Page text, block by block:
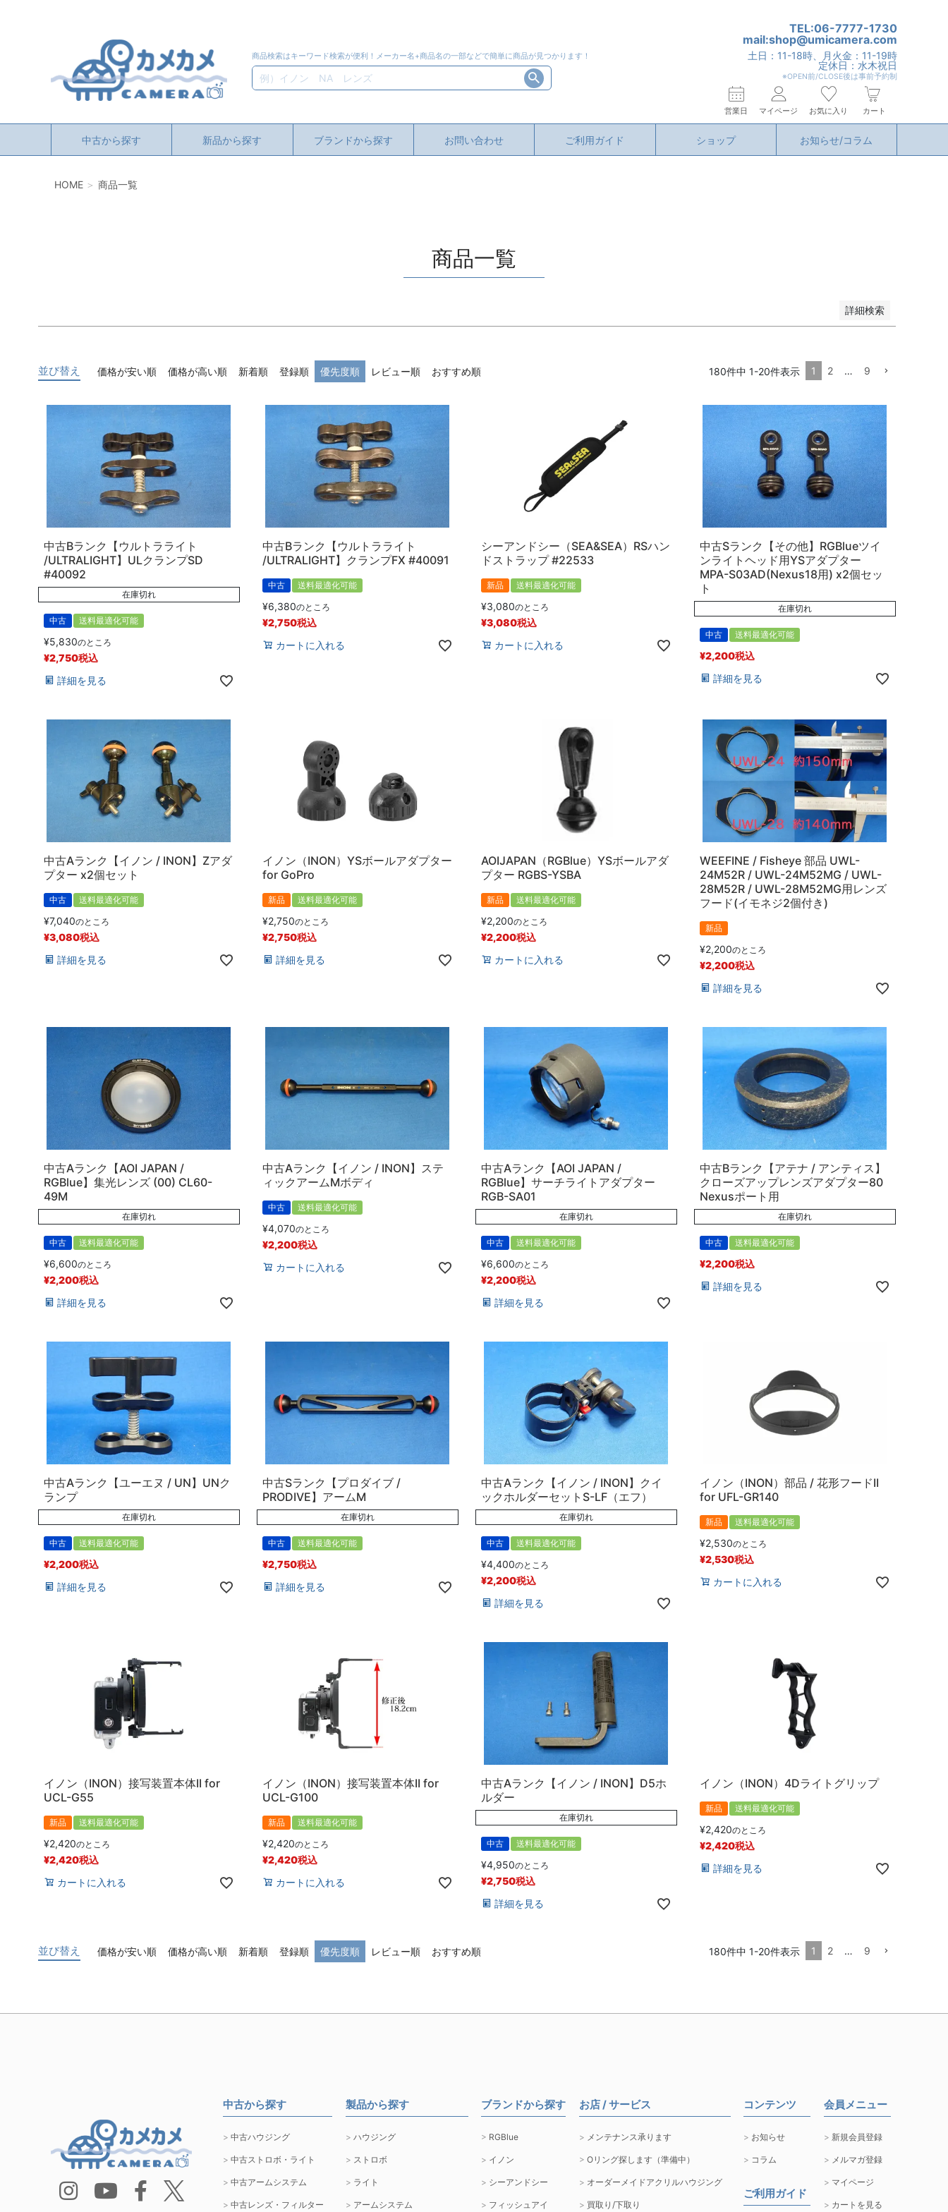
商品検索はキーワード検索が便利！メーカー名+商品名の一部などで簡単に商品が見つかります！
検索
TEL:06-7777-1730
mail:shop@umicamera.com
土日：11-18時、月火金：11-19時
定休日：水木祝日
※OPEN前/CLOSE後は事前予約制
営業日 マイページ お気に入り カート
中古から探す 新品から探す ブランドから探す お問い合わせ ご利用ガイド ショップ お知らせ/コラム
HOME 商品一覧
商品一覧
詳細検索
価格
商品タグ
中古
予約商品のみを表示
価格が高い順 優先度順
レビュー順
検索
並び替え 価格が安い順 価格が高い順 新着順 登録順 優先度順 レビュー順 おすすめ順 180件中 1-20件表示 1 2 … 9
中古Bランク【ウルトラライト
/ULTRALIGHT】ULクランプSD
#40092
在庫切れ
中古 送料最適化可能
¥5,830のところ
¥2,750税込
詳細を見る
中古Bランク【ウルトラライト
/ULTRALIGHT】クランプFX #40091
中古 送料最適化可能
¥6,380のところ
¥2,750税込
カートに入れる
シーアンドシー（SEA&SEA）RSハン
ドストラップ #22533
新品 送料最適化可能
¥3,080のところ
¥3,080税込
カートに入れる
中古Sランク【その他】RGBlueツイ
ンライトヘッド用YSアダプター
MPA-S03AD(Nexus18用) x2個セッ
ト
在庫切れ
中古 送料最適化可能
¥2,200税込
詳細を見る
中古Aランク【イノン / INON】Zアダ
プター x2個セット
中古 送料最適化可能
¥7,040のところ
¥3,080税込
詳細を見る
イノン（INON）YSボールアダプター
for GoPro
新品 送料最適化可能
¥2,750のところ
¥2,750税込
詳細を見る
AOIJAPAN（RGBlue）YSボールアダ
プター RGBS-YSBA
新品 送料最適化可能
¥2,200のところ
¥2,200税込
カートに入れる
WEEFINE / Fisheye 部品 UWL-
24M52R / UWL-24M52MG / UWL-
28M52R / UWL-28M52MG用レンズ
フード(イモネジ2個付き)
新品
¥2,200のところ
¥2,200税込
詳細を見る
中古Aランク【AOI JAPAN /
RGBlue】集光レンズ (00) CL60-
49M
在庫切れ
中古 送料最適化可能
¥6,600のところ
¥2,200税込
詳細を見る
中古Aランク【イノン / INON】ステ
ィックアームMボディ
中古 送料最適化可能
¥4,070のところ
¥2,200税込
カートに入れる
中古Aランク【AOI JAPAN /
RGBlue】サーチライトアダプター
RGB-SA01
在庫切れ
中古 送料最適化可能
¥6,600のところ
¥2,200税込
詳細を見る
中古Bランク【アテナ / アンティス】
クローズアップレンズアダプター80
Nexusポート用
在庫切れ
中古 送料最適化可能
¥2,200税込
詳細を見る
中古Aランク【ユーエヌ / UN】UNク
ランプ
在庫切れ
中古 送料最適化可能
¥2,200税込
詳細を見る
中古Sランク【プロダイブ /
PRODIVE】アームM
在庫切れ
中古 送料最適化可能
¥2,750税込
詳細を見る
中古Aランク【イノン / INON】クイ
ックホルダーセットS-LF（エフ）
在庫切れ
中古 送料最適化可能
¥4,400のところ
¥2,200税込
詳細を見る
イノン（INON）部品 / 花形フードII
for UFL-GR140
新品 送料最適化可能
¥2,530のところ
¥2,530税込
カートに入れる
イノン（INON）接写装置本体II for
UCL-G55
新品 送料最適化可能
¥2,420のところ
¥2,420税込
カートに入れる
イノン（INON）接写装置本体II for
UCL-G100
新品 送料最適化可能
¥2,420のところ
¥2,420税込
カートに入れる
中古Aランク【イノン / INON】D5ホ
ルダー
在庫切れ
中古 送料最適化可能
¥4,950のところ
¥2,750税込
詳細を見る
イノン（INON）4Dライトグリップ
新品 送料最適化可能
¥2,420のところ
¥2,420税込
詳細を見る
並び替え 価格が安い順 価格が高い順 新着順 登録順 優先度順 レビュー順 おすすめ順 180件中 1-20件表示 1 2 … 9
中古から探す
中古ハウジング
中古ストロボ・ライト
中古アームシステム
中古レンズ・フィルター
製品から探す
ハウジング
ストロボ
ライト
アームシステム
ブランドから探す
RGBlue
イノン
シーアンドシー
フィッシュアイ
お店 / サービス
メンテナンス承ります
Oリング探します（準備中）
オーダーメイドアクリルハウジング
買取り/下取り
コンテンツ
お知らせ
コラム
ご利用ガイド
会員メニュー
新規会員登録
メルマガ登録
マイページ
カートを見る